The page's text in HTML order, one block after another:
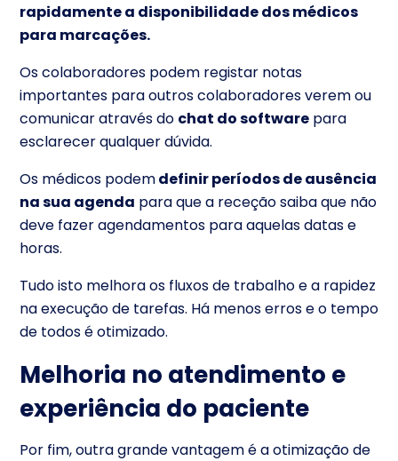
rapidamente a disponibilidade dos médicos
para marcações.
Os colaboradores podem registar notas
importantes para outros colaboradores verem ou
comunicar através do chat do software para
esclarecer qualquer dúvida.
Os médicos podemdefinir períodos de ausência
na sua agenda para que a receção saiba que não
deve fazer agendamentos para aquelas datas e
horas.
Tudo isto melhora os fluxos de trabalho e a rapidez
na execução de tarefas. Há menos erros e o tempo
de todos é otimizado.
Melhoria no atendimento e
experiência do paciente
Por fim, outra grande vantagem é a otimização de